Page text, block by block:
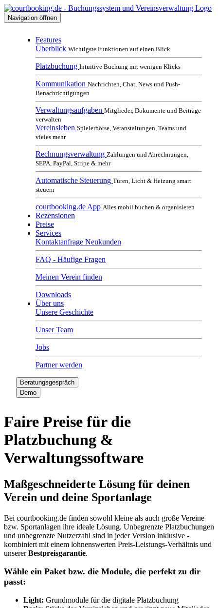
Navigation öffnen
Features
Überblick Wichtigste Funktionen auf einen Blick
Platzbuchung Intuitive Buchung mit wenigen Klicks
Kommunikation Nachrichten, Chat, News und Push-
Benachrichtigungen
Verwaltungsaufgaben Mitglieder, Dokumente und Beiträge
verwalten
Vereinsleben Spielerbörse, Veranstaltungen, Teams und
vieles mehr
Rechnungsverwaltung Zahlungen und Abrechnungen,
SEPA, PayPal, Stripe & mehr
Automatische Steuerung Türen, Licht & Heizung smart
steuern
courtbooking.de App Alles mobil buchen & organisieren
Rezensionen
Preise
Services
Kontaktanfrage Neukunden
FAQ - Häufige Fragen
Meinen Verein finden
Downloads
Über uns
Unsere Geschichte
Unser Team
Jobs
Partner werden
Beratungsgespräch
Demo
Faire Preise für die
Platzbuchung &
Verwaltungssoftware
Maßgeschneiderte Lösung für deinen
Verein und deine Sportanlage
Bei courtbooking.de finden sowohl kleine als auch große Vereine
bzw. Sportanlagen ihre ideale Lösung. Unbegrenzte Platzbuchungen
und unbegrenzte Nutzerzahl sind in jeder Version inklusive -
kombiniert mit einem lohnenswerten Preis-Leistungs-Verhältnis und
unsererBestpreisgarantie.
Wähle ein Paket bzw. die Module, die perfekt zu dir
passt:
Light: Grundmodule für die digitale Platzbuchung